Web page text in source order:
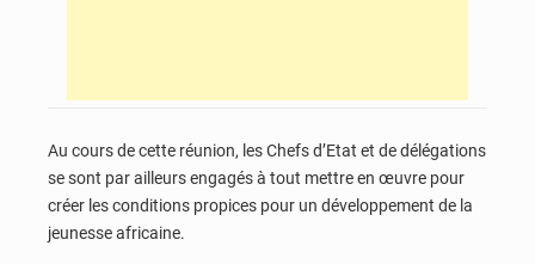
Au cours de cette réunion, les Chefs d’Etat et de délégations
se sont par ailleurs engagés à tout mettre en œuvre pour
créer les conditions propices pour un développement de la
jeunesse africaine.